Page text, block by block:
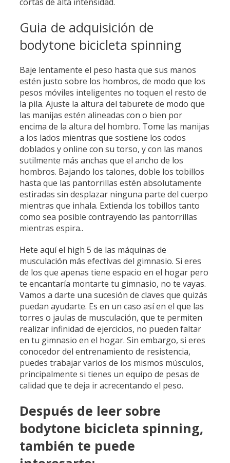
Guia de adquisición de
bodytone bicicleta spinning
Baje lentamente el peso hasta que sus manos
estén justo sobre los hombros, de modo que los
pesos móviles inteligentes no toquen el resto de
la pila. Ajuste la altura del taburete de modo que
las manijas estén alineadas con o bien por
encima de la altura del hombro. Tome las manijas
a los lados mientras que sostiene los codos
doblados y online con su torso, y con las manos
sutilmente más anchas que el ancho de los
hombros. Bajando los talones, doble los tobillos
hasta que las pantorrillas estén absolutamente
estiradas sin desplazar ninguna parte del cuerpo
mientras que inhala. Extienda los tobillos tanto
como sea posible contrayendo las pantorrillas
mientras espira..
Hete aquí el high 5 de las máquinas de
musculación más efectivas del gimnasio. Si eres
de los que apenas tiene espacio en el hogar pero
te encantaría montarte tu gimnasio, no te vayas.
Vamos a darte una sucesión de claves que quizás
puedan ayudarte. Es en un caso así en el que las
torres o jaulas de musculación, que te permiten
realizar infinidad de ejercicios, no pueden faltar
en tu gimnasio en el hogar. Sin embargo, si eres
conocedor del entrenamiento de resistencia,
puedes trabajar varios de los mismos músculos,
principalmente si tienes un equipo de pesas de
calidad que te deja ir acrecentando el peso.
Después de leer sobre
bodytone bicicleta spinning,
también te puede